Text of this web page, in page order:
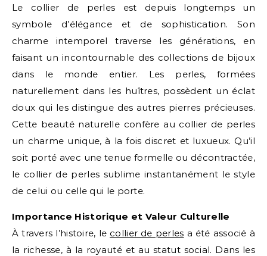
Le collier de perles est depuis longtemps un
symbole d’élégance et de sophistication. Son
charme intemporel traverse les générations, en
faisant un incontournable des collections de bijoux
dans le monde entier. Les perles, formées
naturellement dans les huîtres, possèdent un éclat
doux qui les distingue des autres pierres précieuses.
Cette beauté naturelle confère au collier de perles
un charme unique, à la fois discret et luxueux. Qu’il
soit porté avec une tenue formelle ou décontractée,
le collier de perles sublime instantanément le style
de celui ou celle qui le porte.
Importance Historique et Valeur Culturelle
À travers l’histoire, le collier de perles a été associé à
la richesse, à la royauté et au statut social. Dans les